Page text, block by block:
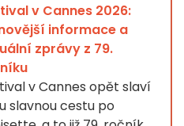
v Cannes 2026:
informace a
zprávy z 79.
v Cannes opět slaví
slavnou cestu po